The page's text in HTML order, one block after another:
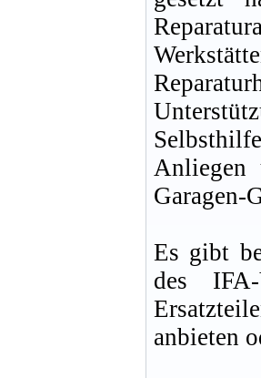
Garagen-
Es gibt
des
anbieten